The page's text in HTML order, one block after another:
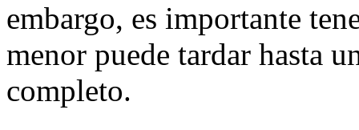
embargo, es importante
menor puede tardar hasta
completo.